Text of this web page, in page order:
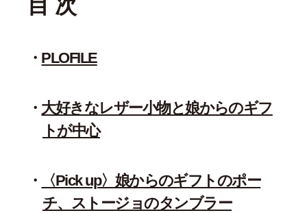
目 次
PLOFILE
大好きなレザー小物と娘からのギフ
トが中心
〈Pick up〉娘からのギフトのポー
チ、ストージョのタンブラー